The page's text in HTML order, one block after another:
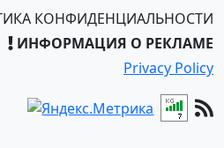
КОНФИДЕНЦИАЛЬНОСТИ
ИНФОРМАЦИЯ О РЕКЛАМЕ
Privacy Policy